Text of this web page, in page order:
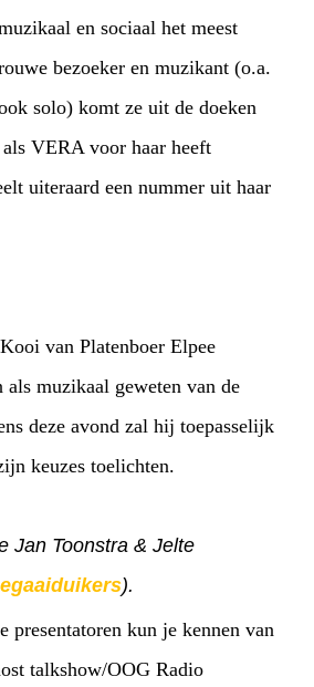
en sociaal het meest
bezoeker en muzikant (o.a.
solo) komt ze uit de doeken
VERA voor haar heeft
uiteraard een nummer uit haar
van Platenboer Elpee
als muzikaal geweten van de
deze avond zal hij toepasselijk
keuzes toelichten.
Jan Toonstra & Jelte
).
presentatoren kun je kennen van
talkshow/OOG Radio